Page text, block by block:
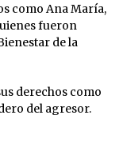
como Ana María,
fueron
de la
derechos como
del agresor.